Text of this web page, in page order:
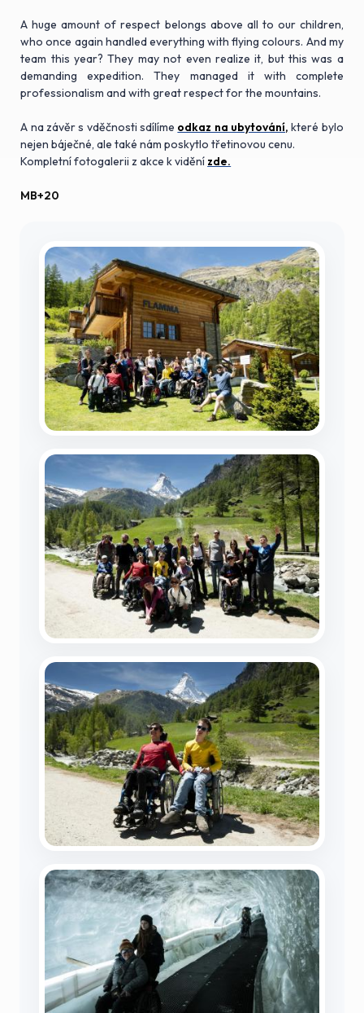
A huge amount of respect belongs above all to our children,
who once again handled everything with flying colours. And my
team this year? They may not even realize it, but this was a
demanding expedition. They managed it with complete
professionalism and with great respect for the mountains.
A na závěr s vděčnosti sdílíme odkaz na ubytování, které bylo
nejen báječné, ale také nám poskytlo třetinovou cenu.
Kompletní fotogalerii z akce k vidění zde.
MB+20